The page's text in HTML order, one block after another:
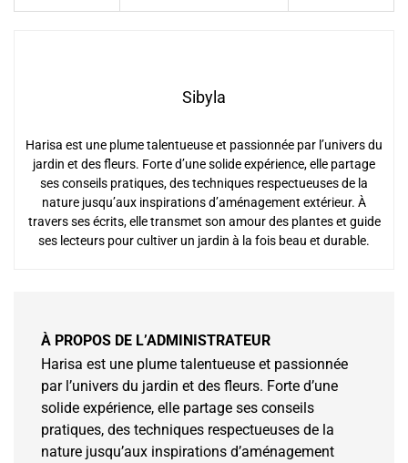
Sibyla
Harisa est une plume talentueuse et passionnée par l’univers du
jardin et des fleurs. Forte d’une solide expérience, elle partage
ses conseils pratiques, des techniques respectueuses de la
nature jusqu’aux inspirations d’aménagement extérieur. À
travers ses écrits, elle transmet son amour des plantes et guide
ses lecteurs pour cultiver un jardin à la fois beau et durable.
À PROPOS DE L’ADMINISTRATEUR
Harisa est une plume talentueuse et passionnée
par l’univers du jardin et des fleurs. Forte d’une
solide expérience, elle partage ses conseils
pratiques, des techniques respectueuses de la
nature jusqu’aux inspirations d’aménagement